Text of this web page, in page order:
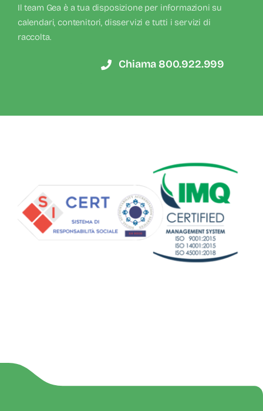
Il team Gea è a tua disposizione per informazioni su
calendari, contenitori, disservizi e tutti i servizi di
raccolta.
Chiama 800.922.999